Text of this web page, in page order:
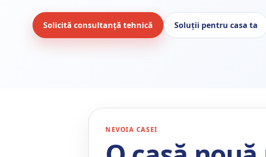
Solicită consultanță tehnică Soluții pentru casa ta
NEVOIA CASEI